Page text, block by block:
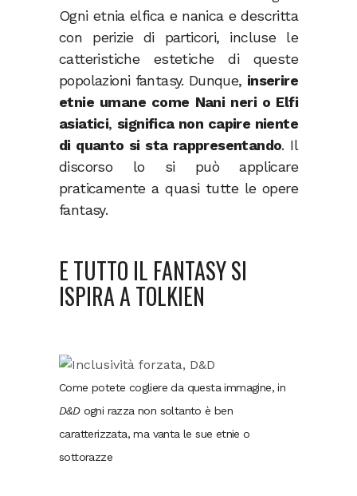
Ogni etnia elfica e nanica e descritta
con perizie di particori, incluse le
catteristiche estetiche di queste
popolazioni fantasy. Dunque, inserire
etnie umane come Nani neri o Elfi
asiatici, significa non capire niente
di quanto si sta rappresentando. Il
discorso lo si può applicare
praticamente a quasi tutte le opere
fantasy.
E TUTTO IL FANTASY SI
ISPIRA A TOLKIEN
Come potete cogliere da questa immagine, in
D&Dogni razza non soltanto è ben
caratterizzata, ma vanta le sue etnie o
sottorazze